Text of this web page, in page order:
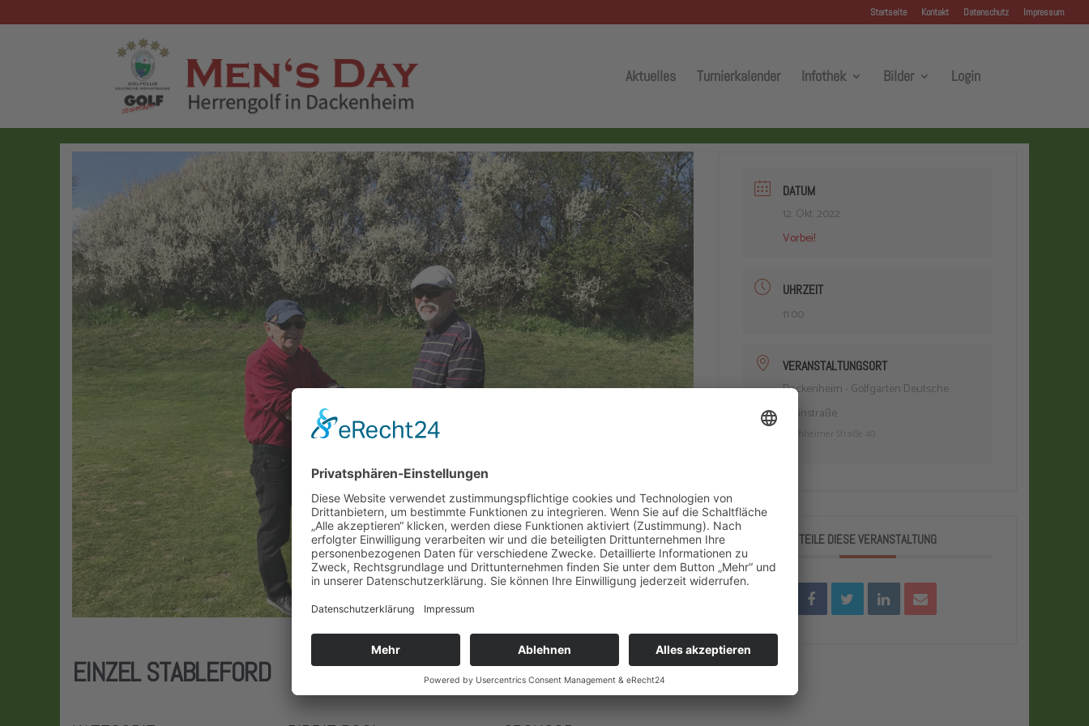
Startseite Kontakt Datenschutz Impressum
Aktuelles Turnierkalender Infothek Bilder Login
EINZEL STABLEFORD
DATUM
12. Okt. 2022
Vorbei!
UHRZEIT
11:00
VERANSTALTUNGSORT
Dackenheim - Golfgarten Deutsche
Weinstraße
TEILE DIESE VERANSTALTUNG